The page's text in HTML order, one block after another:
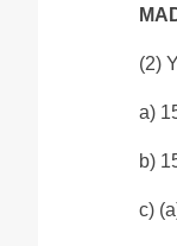
(2)
a)
b)
c)